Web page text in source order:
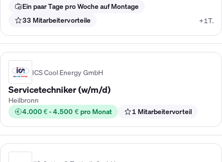
Ein paar Tage pro Woche auf Montage
33 Mitarbeitervorteile
+1T.
ICS Cool Energy GmbH
Servicetechniker (w/m/d)
Heilbronn
4.000 € - 4.500 € pro Monat
1 Mitarbeitervorteil